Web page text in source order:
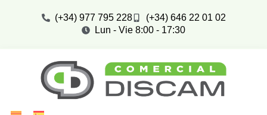
(+34) 977 795 228
(+34) 646 22 01 02
Lun - Vie 8:00 - 17:30